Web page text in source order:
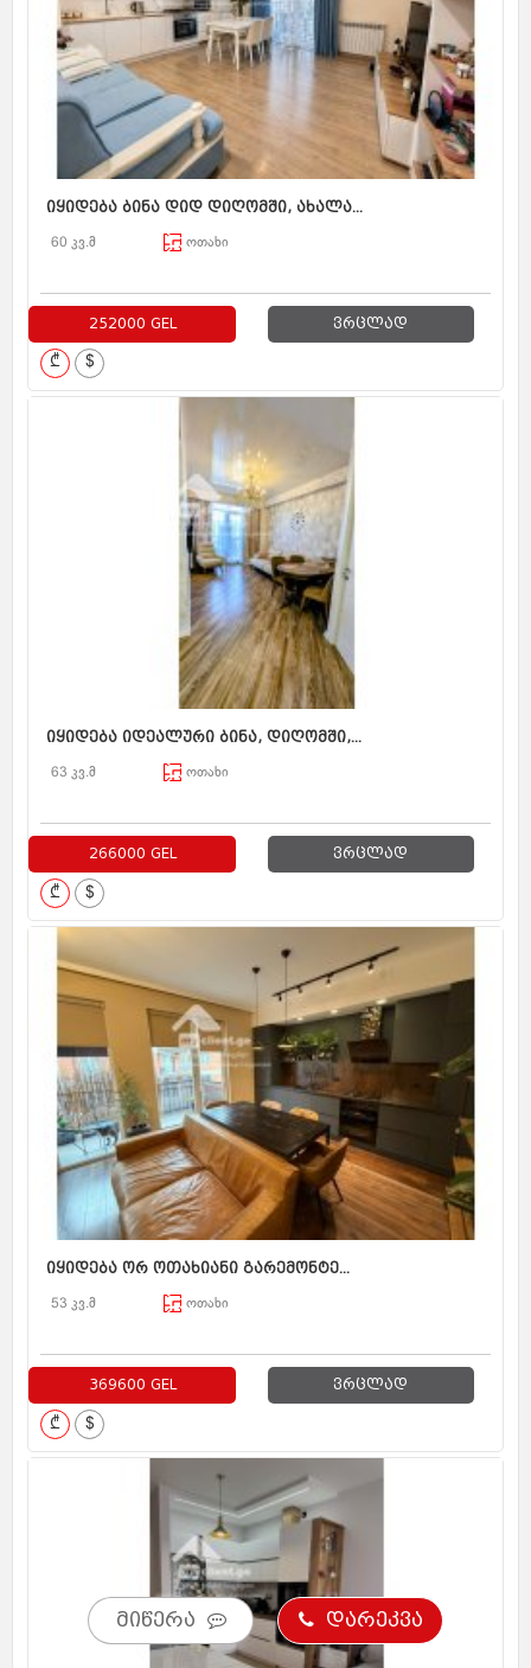
იყიდება ბინა დიდ დიღომში, ახალა...
60 კვ.მ ოთახი
252000 GEL ვრცლად
₾ $
იყიდება იდეალური ბინა, დიღომში,...
63 კვ.მ ოთახი
266000 GEL ვრცლად
₾ $
იყიდება ორ ოთახიანი გარემონტე...
53 კვ.მ ოთახი
369600 GEL ვრცლად
₾ $
მიწერა დარეკვა